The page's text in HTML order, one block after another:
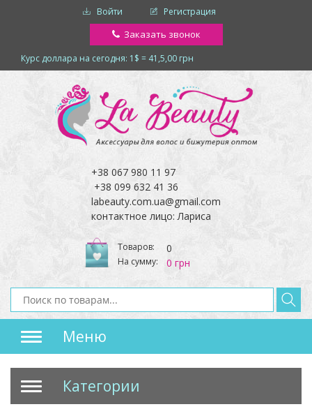
Войти Регистрация
Заказать звонок
Курс доллара на сегодня: 1$ = 41,5,00 грн
+38 067 980 11 97
+38 099 632 41 36
labeauty.com.ua@gmail.com
контактное лицо: Лариса
Товаров: 0
На сумму: 0 грн
Меню
Категории